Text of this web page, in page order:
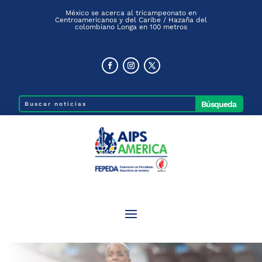
México se acerca al tricampeonato en
Centroamericanos y del Caribe / Hazaña del
colombiano Longa en 100 metros